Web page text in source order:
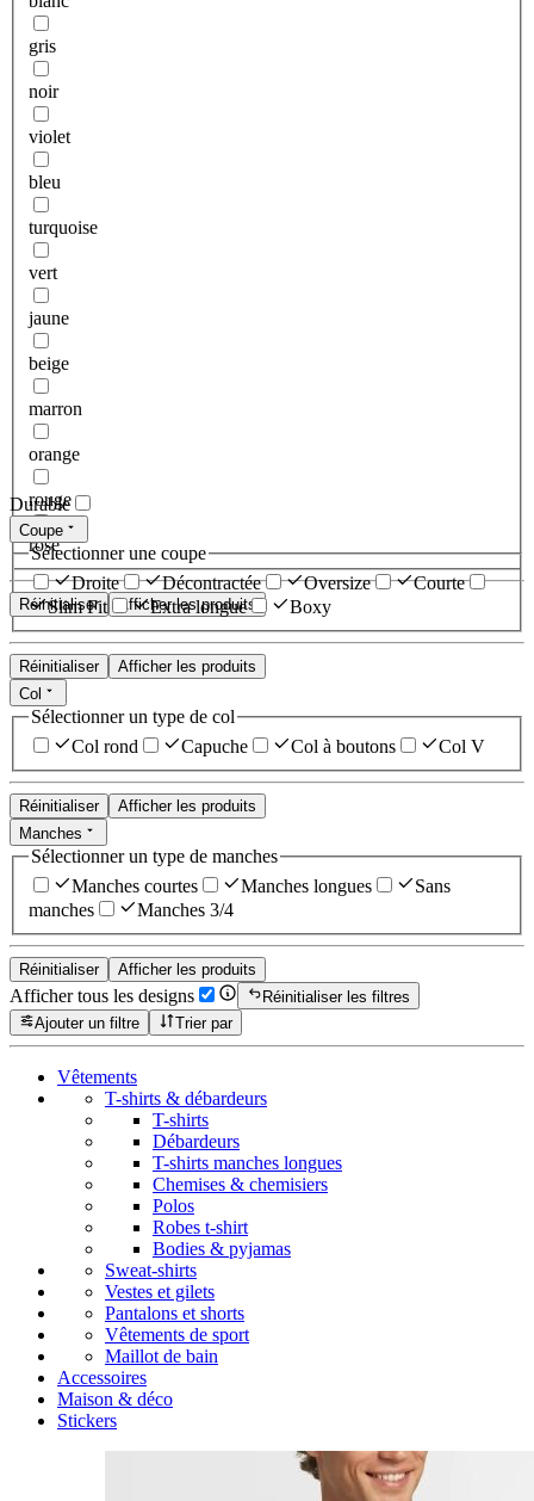
gris
noir
violet
bleu
turquoise
vert
jaune
beige
marron
orange
rouge
rose
Réinitialiser Afficher les produits
Durable
Coupe
Sélectionner une coupe
Droite
Décontractée Oversize
Courte
Slim Fit
Extra longue Boxy
Réinitialiser
Afficher les produits
Col
Sélectionner un type de col
Col rond
Capuche Col à boutons Col V
Réinitialiser
Afficher les produits
Manches
Sélectionner un type de manches
Manches courtes
Manches longues
Sans
manches
Manches 3/4
Réinitialiser Afficher les produits
Afficher tous les designs
Réinitialiser les filtres
Ajouter un filtre
Trier par
Vêtements
T-shirts & débardeurs
T-shirts
Débardeurs
T-shirts manches longues
Chemises & chemisiers
Polos
Robes t-shirt
Bodies & pyjamas
Sweat-shirts
Vestes et gilets
Pantalons et shorts
Vêtements de sport
Maillot de bain
Accessoires
Maison & déco
Stickers